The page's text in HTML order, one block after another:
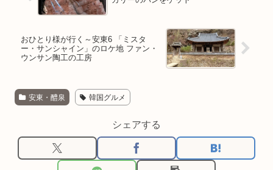
おひとり様が行く～安東6 「ミスタ
ー・サンシャイン」のロケ地 ファン・
ウンサン陶工の工房
安東・醴泉 韓国グルメ
シェアする